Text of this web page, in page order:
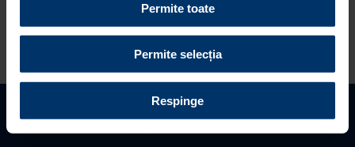
Permite toate
Permite selecția
Respinge
Telefon *